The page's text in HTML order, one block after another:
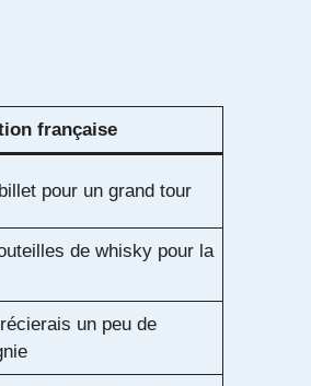
française
pour un grand tour
de whisky pour la
un peu de